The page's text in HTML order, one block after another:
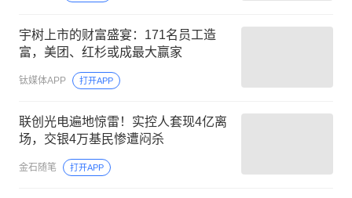
宇树上市的财富盛宴：171名员工造
富，美团、红杉或成最大赢家
钛媒体APP 打开APP
联创光电遍地惊雷！实控人套现4亿离
场，交银4万基民惨遭闷杀
金石随笔 打开APP